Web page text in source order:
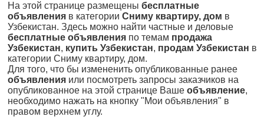
На этой странице размещены бесплатные
объявления в категории Сниму квартиру, дом в
Узбекистан. Здесь можно найти частные и деловые
бесплатные объявления по темам продажа
Узбекистан, купить Узбекистан, продам Узбекистан в
категории Сниму квартиру, дом.
Для того, что бы измененить опубликованные ранее
объявления или посмотреть запросы заказчиков на
опубликованное на этой странице Ваше объявление,
необходимо нажать на кнопку "Мои объявления" в
правом верхнем углу.